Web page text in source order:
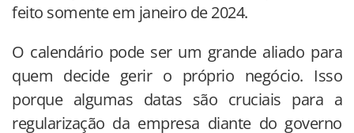
feito somente em janeiro de 2024.
O calendário pode ser um grande aliado para
quem decide gerir o próprio negócio. Isso
porque algumas datas são cruciais para a
regularização da empresa diante do governo